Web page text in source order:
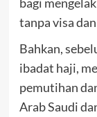
tanpa visa
Bahkan,
ibadat haji,
pemutihan
Arab Saudi